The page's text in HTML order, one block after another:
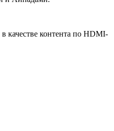
качестве контента по HDMI-